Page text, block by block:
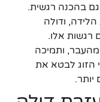
בהכנה רגשית.
ודולה
רגשות אלו.
מהעבר, ותמיכה
הזוג לבטא את
יותר.